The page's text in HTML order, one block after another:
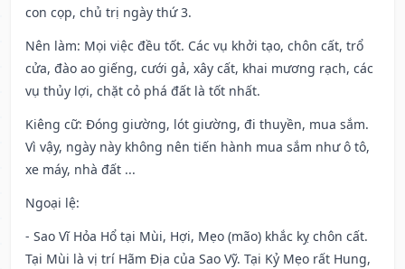
con cọp, chủ trị ngày thứ 3.
Nên làm: Mọi việc đều tốt. Các vụ khởi tạo, chôn cất, trổ
cửa, đào ao giếng, cưới gả, xây cất, khai mương rạch, các
vụ thủy lợi, chặt cỏ phá đất là tốt nhất.
Kiêng cữ: Đóng giường, lót giường, đi thuyền, mua sắm.
Vì vậy, ngày này không nên tiến hành mua sắm như ô tô,
xe máy, nhà đất ...
Ngoại lệ:
- Sao Vĩ Hỏa Hổ tại Mùi, Hợi, Mẹo (mão) khắc kỵ chôn cất.
Tại Mùi là vị trí Hãm Địa của Sao Vỹ. Tại Kỷ Mẹo rất Hung,